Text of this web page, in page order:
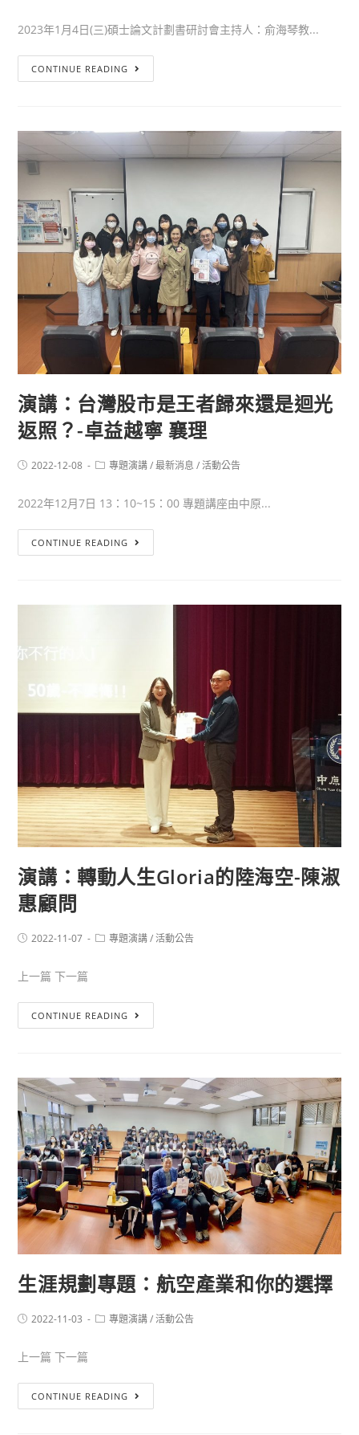
2023年1月4日(三)碩士論文計劃書研討會主持人：俞海琴教...
CONTINUE READING
演講：台灣股市是王者歸來還是迴光
返照？-卓益越寧 襄理
2022-12-08 專題演講 / 最新消息 / 活動公告
2022年12月7日 13：10~15：00 專題講座由中原...
CONTINUE READING
演講：轉動人生Gloria的陸海空-陳淑
惠顧問
2022-11-07 專題演講 / 活動公告
上一篇 下一篇
CONTINUE READING
生涯規劃專題：航空產業和你的選擇
2022-11-03 專題演講 / 活動公告
上一篇 下一篇
CONTINUE READING